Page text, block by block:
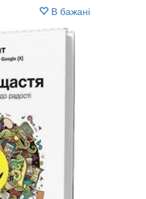
В бажані